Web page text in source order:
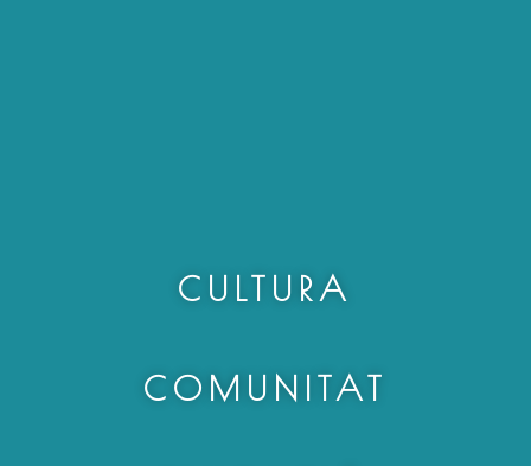
CULTURA
COMUNITAT